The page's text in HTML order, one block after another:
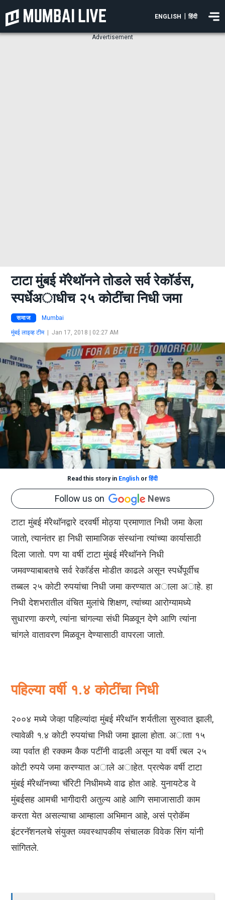
ENGLISH हिंदी
Advertisement
टाटा मुंबई मॅरेथॉनने तोडले सर्व रेकॉर्डस,
स्पर्धेअाधीच २५ कोटींचा निधी जमा
समाज Mumbai
मुंबई लाइव्ह टीम| Jan 17, 2018 | 02:27 AM
Read this story in English orहिंदी
Follow us on News
टाटा मुंबई मॅरेथाॅनद्वारे दरवर्षी मोठ्या प्रमाणात निधी जमा केला
जातो, त्यानंतर हा निधी सामाजिक संस्थांना त्यांच्या कार्यासाठी
दिला जातो. पण या वर्षी टाटा मुंबई मॅरेथाॅनने निधी
जमवण्याबाबतचे सर्व रेकाॅर्डस मोडीत काढले असून स्पर्धेपूर्वीच
तब्बल २५ कोटी रुपयांचा निधी जमा करण्यात अाला अाहे. हा
निधी देशभरातील वंचित मुलांचे शिक्षण, त्यांच्या आरोग्यामध्ये
सुधारणा करणे, त्यांना चांगल्या संधी मिळवून देणे आणि त्यांना
चांगले वातावरण मिळवून देण्यासाठी वापरला जातो.
पहिल्या वर्षी १.४ कोटींचा निधी
२००४ मध्ये जेव्हा पहिल्यांदा मुंबई मॅरेथाॅन शर्यतीला सुरुवात झाली,
त्यावेळी १.४ कोटी रुपयांचा निधी जमा झाला होता. अाता १५
व्या पर्वात ही रक्कम कैक पटींनी वाढली असून या वर्षी त्बल २५
कोटी रुपये जमा करण्यात अाले अाहेत. प्रत्येक वर्षी टाटा
मुंबई मॅरेथॉनच्या चॅरिटी निधीमध्ये वाढ होत आहे. युनायटेड वे
मुंबईसह आमची भागीदारी अतुल्य आहे आणि समाजासाठी काम
करता येत असल्याचा आम्हाला अभिमान आहे, असं प्रोकॅम
इंटरनॅशनलचे संयुक्त व्यवस्थापकीय संचालक विवेक सिंग यांनी
सांगितले.